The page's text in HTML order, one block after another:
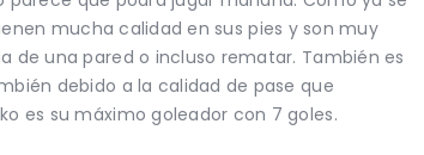
mucha calidad en sus pies y son muy
de una pared o incluso rematar. También es
debido a la calidad de pase que
es su máximo goleador con 7 goles.